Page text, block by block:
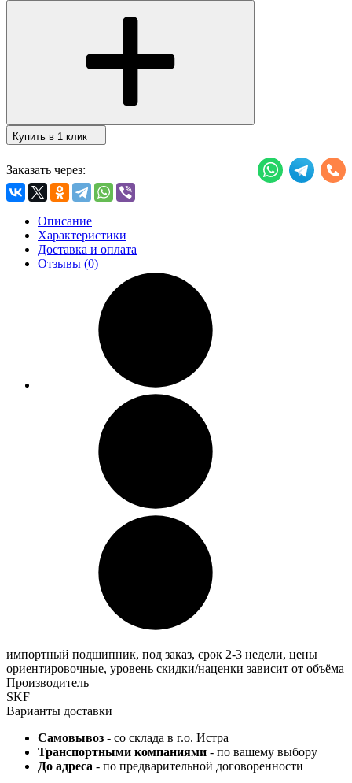
Купить в 1 клик
Заказать через:
Описание
Характеристики
Доставка и оплата
Отзывы (0)
импортный подшипник, под заказ, срок 2-3 недели, цены
ориентировочные, уровень скидки/наценки зависит от объёма
Производитель
SKF
Варианты доставки
Самовывоз - со склада в г.о. Истра
Транспортными компаниями - по вашему выбору
До адреса - по предварительной договоренности